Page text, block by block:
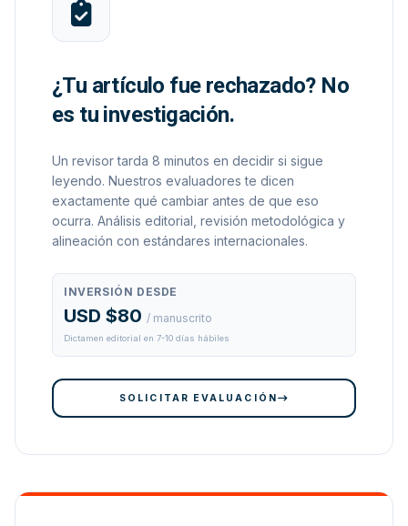
¿Tu artículo fue rechazado? No
es tu investigación.
Un revisor tarda 8 minutos en decidir si sigue
leyendo. Nuestros evaluadores te dicen
exactamente qué cambiar antes de que eso
ocurra. Análisis editorial, revisión metodológica y
alineación con estándares internacionales.
INVERSIÓN DESDE
USD $80 / manuscrito
Dictamen editorial en 7-10 días hábiles
SOLICITAR EVALUACIÓN